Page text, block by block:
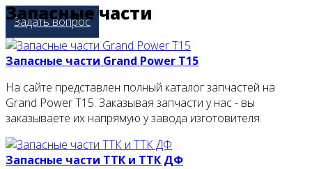
Задать вопрос
Запасные части
Запасные части Grand Power T15
На сайте представлен полный каталог запчастей на
Grand Power T15. Заказывая запчасти у нас - вы
заказываете их напрямую у завода изготовителя.
Запасные части ТТК и ТТК ДФ